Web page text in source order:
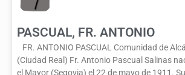
PASCUAL, FR. ANTONIO
FR. ANTONIO PASCUAL Comunidad de
(Ciudad Real) Fr. Antonio Pascual Salinas
el Mayor (Segovia) el 22 de mayo de 1911.